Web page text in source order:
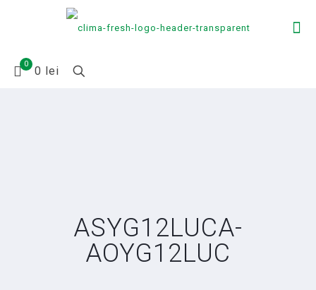
0
0 lei
ASYG12LUCA-
AOYG12LUC